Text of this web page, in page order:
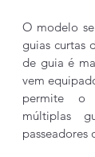
O modelo
guias curtas
de guia é
vem
permite o
múltiplas
passeadores